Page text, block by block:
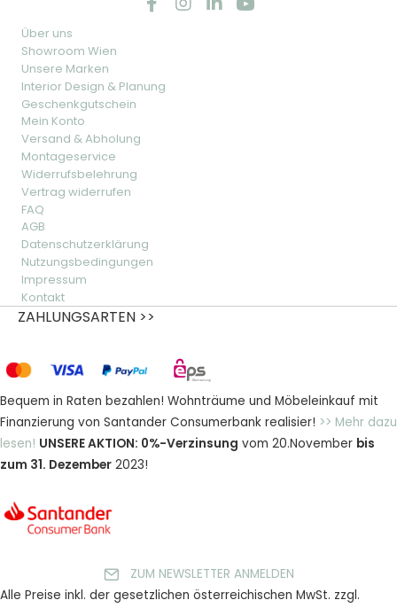
Über uns
Showroom Wien
Unsere Marken
Interior Design & Planung
Geschenkgutschein
Mein Konto
Versand & Abholung
Montageservice
Widerrufsbelehrung
Vertrag widerrufen
FAQ
AGB
Datenschutzerklärung
Nutzungsbedingungen
Impressum
Kontakt
ZAHLUNGSARTEN >>
Bequem in Raten bezahlen! Wohnträume und Möbeleinkauf mit
Finanzierung von Santander Consumerbank realisier! >> Mehr dazu
lesen! UNSERE AKTION: 0%-Verzinsung vom 20.November bis
zum 31. Dezember 2023!
ZUM NEWSLETTER ANMELDEN
Alle Preise inkl. der gesetzlichen österreichischen MwSt. zzgl.